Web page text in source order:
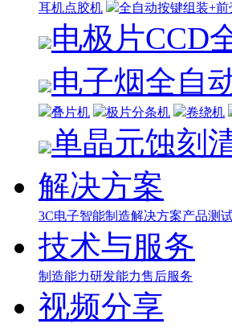
耳机点胶机
全自动按键组装+
电极片CCD
电子烟全自
叠片机 极片分条机 卷绕机
单晶元蚀刻
解决方案
3C电子智能制造解决方案产品测
技术与服务
制造能力研发能力售后服务
视频分享